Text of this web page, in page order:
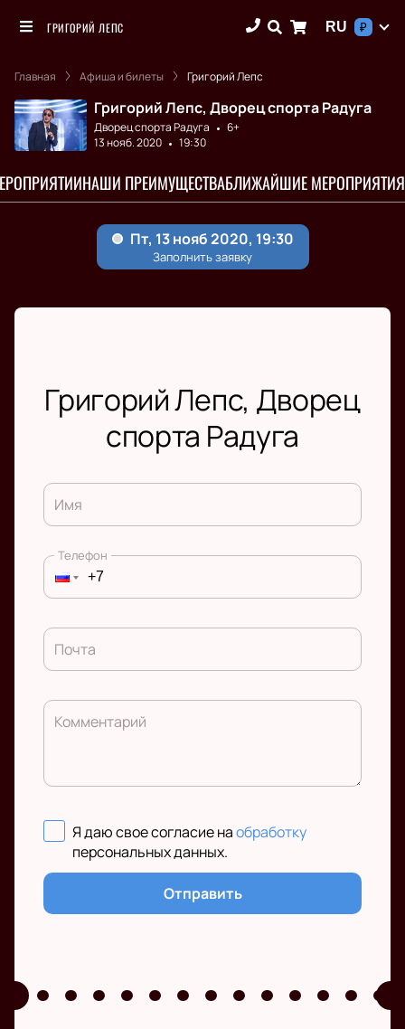
ГРИГОРИЙ ЛЕПС RU ₽
Главная Афиша и билеты Григорий Лепс
Григорий Лепс, Дворец спорта Радуга
Дворец спорта Радуга
6+
13 нояб. 2020
19:30
НАШИ ПРЕИМУЩЕСТВАБЛИЖАЙШИЕ МЕРОПРИЯТИЯ
Григорий Лепс, Дворец
спорта Радуга
Имя
Телефон
Почта
Комментарий
Я даю свое согласие наобработку
персональных данных.
Отправить